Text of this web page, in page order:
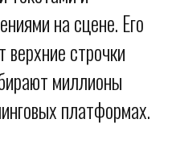
на сцене. Его
верхние строчки
миллионы
платформах.